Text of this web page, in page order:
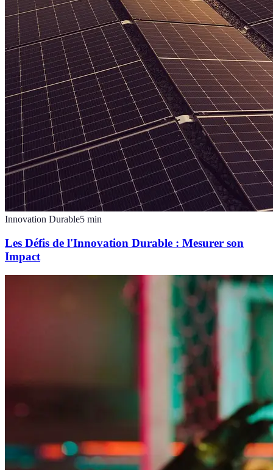
Innovation Durable5 min
Les Défis de l'Innovation Durable : Mesurer son
Impact